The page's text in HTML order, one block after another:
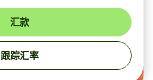
汇款
跟踪汇率